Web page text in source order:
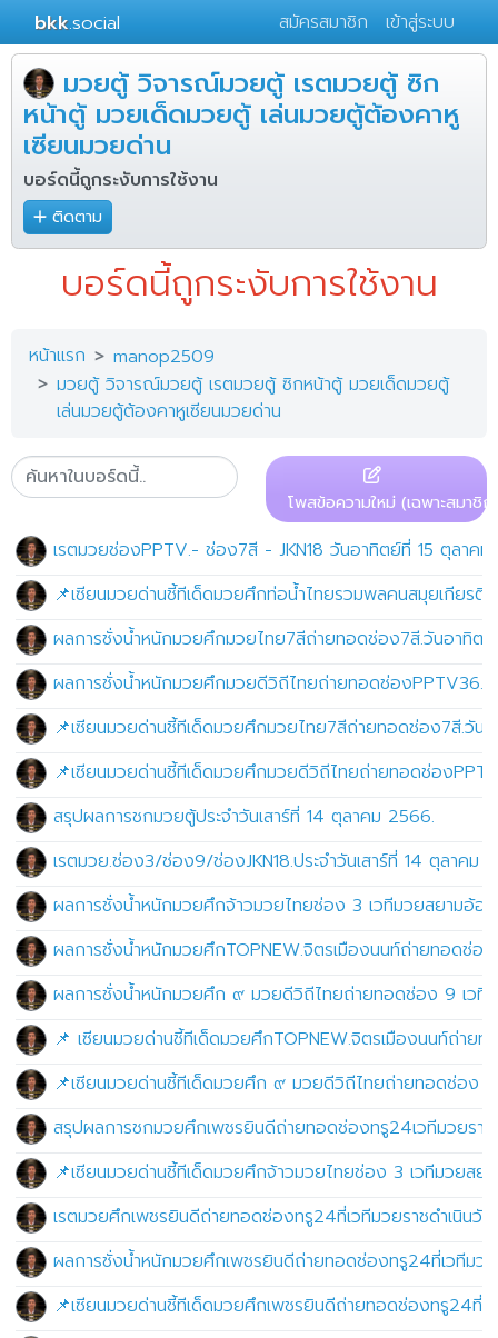
bkk.social สมัครสมาชิก เข้าสู่ระบบ
มวยตู้ วิจารณ์มวยตู้ เรตมวยตู้ ซิก
หน้าตู้ มวยเด็ดมวยตู้ เล่นมวยตู้ต้องคาหู
เซียนมวยด่าน
บอร์ดนี้ถูกระงับการใช้งาน
ติดตาม
บอร์ดนี้ถูกระงับการใช้งาน
หน้าแรก
manop2509
มวยตู้ วิจารณ์มวยตู้ เรตมวยตู้ ซิกหน้าตู้ มวยเด็ดมวยตู้
เล่นมวยตู้ต้องคาหูเซียนมวยด่าน
โพสข้อความใหม่ (เฉพาะสมาชิก)
เรตมวยช่องPPTV.- ช่อง7สี - JKN18 วันอาทิตย์ที่ 15 ตุลาค
📌เซียนมวยด่านชี้ทีเด็ดมวยศึกท่อน้ำไทยรวมพลคนสมุยเกียรติ
ผลการชั่งน้ำหนักมวยศึกมวยไทย7สีถ่ายทอดช่อง7สี.วันอาทิต
ผลการชั่งน้ำหนักมวยศึกมวยดีวิถีไทยถ่ายทอดช่องPPTV36.
📌เซียนมวยด่านชี้ทีเด็ดมวยศึกมวยไทย7สีถ่ายทอดช่อง7สี.วัน
📌เซียนมวยด่านชี้ทีเด็ดมวยศึกมวยดีวิถีไทยถ่ายทอดช่อง
สรุปผลการชกมวยตู้ประจำวันเสาร์ที่ 14 ตุลาคม 2566.
เรตมวย.ช่อง3/ช่อง9/ช่องJKN18.ประจำวันเสาร์ที่ 14 ตุลาคม
ผลการชั่งน้ำหนักมวยศึกจ้าวมวยไทยช่อง 3 เวทีมวยสยามอ้อ
ผลการชั่งน้ำหนักมวยศึกTOPNEW.จิตรเมืองนนท์ถ่ายทอดช่อ
ผลการชั่งน้ำหนักมวยศึก ๙ มวยดีวิถีไทยถ่ายทอดช่อง 9 เวที
📌 เซียนมวยด่านชี้ทีเด็ดมวยศึกTOPNEW.จิตรเมืองนนท์ถ่าย
📌เซียนมวยด่านชี้ทีเด็ดมวยศึก ๙ มวยดีวิถีไทยถ่ายทอดช่อง
สรุปผลการชกมวยศึกเพชรยินดีถ่ายทอดช่องทรู24เวทีมวยร
📌เซียนมวยด่านชี้ทีเด็ดมวยศึกจ้าวมวยไทยช่อง 3 เวทีมวยส
เรตมวยศึกเพชรยินดีถ่ายทอดช่องทรู24ที่เวทีมวยราชดำเนิน
ผลการชั่งน้ำหนักมวยศึกเพชรยินดีถ่ายทอดช่องทรู24ที่เวทีม
📌เซียนมวยด่านชี้ทีเด็ดมวยศึกเพชรยินดีถ่ายทอดช่องทรู24ที่